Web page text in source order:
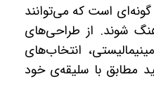
است که می‌توانند
شوند. از طراحی‌های
انتخاب‌های
مطابق با سلیقه‌ی خود